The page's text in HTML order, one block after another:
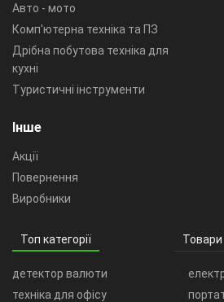
Авто - мото
Комп'ютерна техніка та ПЗ
Дрібна побутова техніка для
кухні
Туристичні інструменти
Інше
Акції
Повернення
Виробники
Топ категорії Товари
детектор валюти
техніка для офісу